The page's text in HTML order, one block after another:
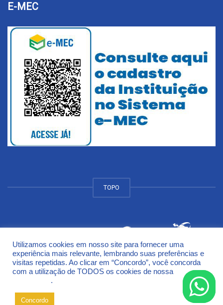
E-MEC
TOPO
© 2018 Universidade de Cruz Alta - UNICRUZ Campus
Rodovia Municipal Jacob Della Méa, km 5.6 - Parada Benito
Cruz Alta - Rio Grande do Sul - CEP 98005-972
Utilizamos cookies em nosso site para fornecer uma
experiência mais relevante, lembrando suas preferências e
visitas repetidas. Ao clicar em “Concordo”, você concorda
com a utilização de TODOS os cookies de nossa
Política de
.
Concordo